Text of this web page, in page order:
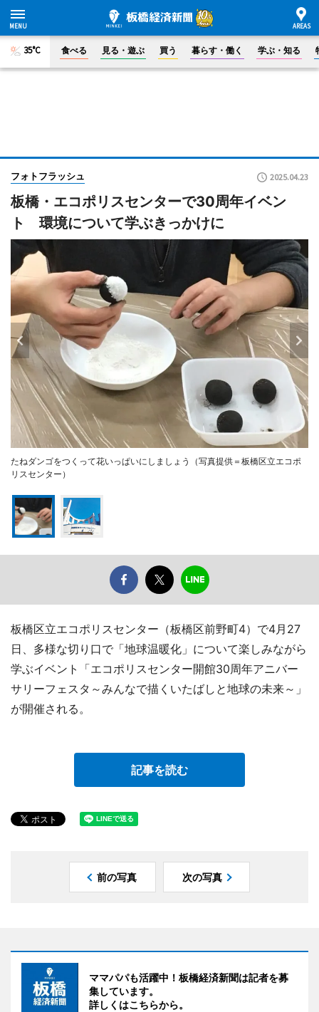
35°C 食べる 見る・遊ぶ 買う 暮らす・働く 学ぶ・知る
フォトフラッシュ 2025.04.23
板橋・エコポリスセンターで30周年イベン
ト 環境について学ぶきっかけに
たねダンゴをつくって花いっぱいにしましょう（写真提供＝板橋区立エコポ
リスセンター）
板橋区立エコポリスセンター（板橋区前野町4）で4月27
日、多様な切り口で「地球温暖化」について楽しみながら
学ぶイベント「エコポリスセンター開館30周年アニバー
サリーフェスタ～みんなで描くいたばしと地球の未来～」
が開催される。
記事を読む
前の写真 次の写真
ママパパも活躍中！板橋経済新聞は記者を募
集しています。
詳しくはこちらから。